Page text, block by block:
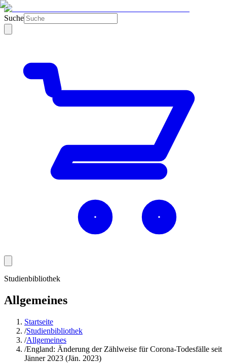
Suche
Studienbibliothek
Allgemeines
Startseite
/Studienbibliothek
/Allgemeines
/England: Änderung der Zählweise für Corona-Todesfälle seit
Jänner 2023 (Jän. 2023)